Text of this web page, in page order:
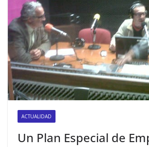
ACTUALIDAD
Un Plan Especial de